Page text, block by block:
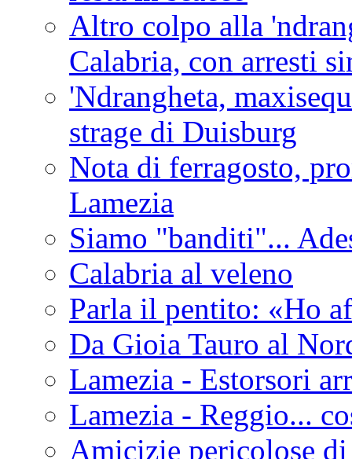
Altro colpo alla
Calabria, con arresti
'Ndrangheta,
strage di Duisburg
Nota di ferragosto,
Lamezia
Siamo "banditi"...
Calabria al veleno
Parla il pentito: «Ho
Da Gioia Tauro al
Lamezia - Estorsori
Lamezia - Reggio...
Amicizie pericolose